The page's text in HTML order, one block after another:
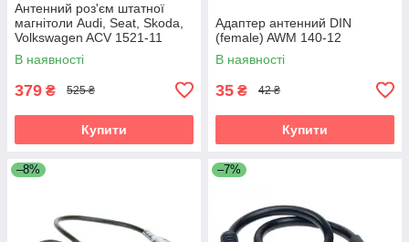
Антенний роз'єм штатної
магнітоли Audi, Seat, Skoda,
Volkswagen ACV 1521-11
В наявності
379 ₴ 525 ₴
Купити
Адаптер антенний DIN
(female) AWM 140-12
В наявності
35 ₴ 42 ₴
Купити
–8% –7%